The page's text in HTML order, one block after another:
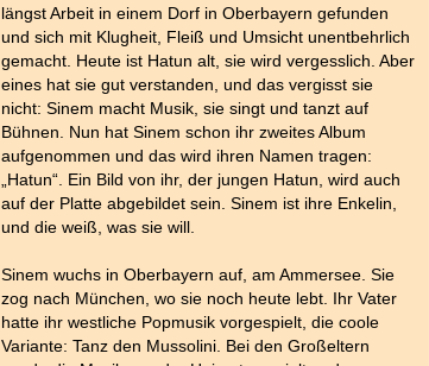
längst Arbeit in einem Dorf in Oberbayern gefunden
und sich mit Klugheit, Fleiß und Umsicht unentbehrlich
gemacht. Heute ist Hatun alt, sie wird vergesslich. Aber
eines hat sie gut verstanden, und das vergisst sie
nicht: Sinem macht Musik, sie singt und tanzt auf
Bühnen. Nun hat Sinem schon ihr zweites Album
aufgenommen und das wird ihren Namen tragen:
„Hatun“. Ein Bild von ihr, der jungen Hatun, wird auch
auf der Platte abgebildet sein. Sinem ist ihre Enkelin,
und die weiß, was sie will.
Sinem wuchs in Oberbayern auf, am Ammersee. Sie
zog nach München, wo sie noch heute lebt. Ihr Vater
hatte ihr westliche Popmusik vorgespielt, die coole
Variante: Tanz den Mussolini. Bei den Großeltern